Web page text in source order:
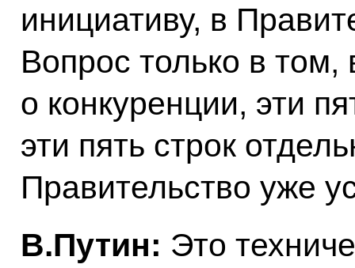
инициативу, в
Вопрос только в том,
о конкуренции, эти
эти пять строк
Правительство уже
В.Путин: Это